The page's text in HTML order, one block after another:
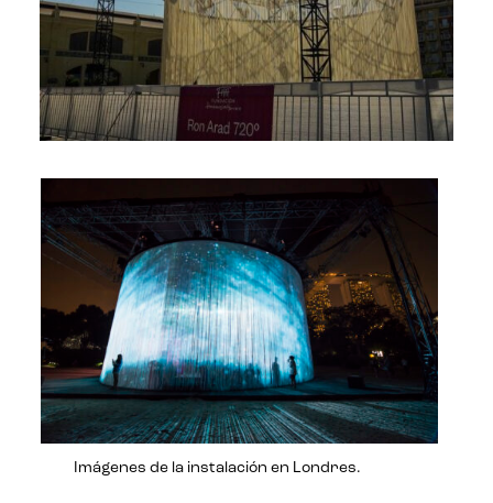
Imágenes de la instalación en Londres.